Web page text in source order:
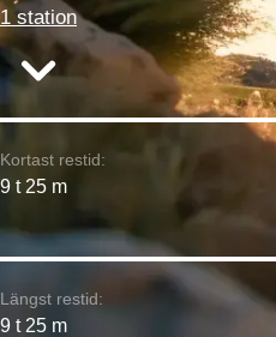
1 station
Kortast restid:
9 t 25 m
Längst restid:
9 t 25 m